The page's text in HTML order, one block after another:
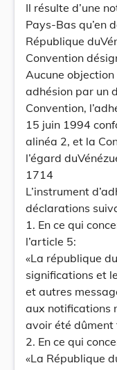
Il résulte d’une
Pays-Bas qu’en
République
Convention
Aucune
adhésion par un
Convention,
15 juin 1994
alinéa 2, et la
l’égard
1714
L’instrument
déclarations
1. En ce qui
l’article 5:
«La république
significations et
et autres
aux notifications
avoir été dûment
2. En ce qui
«La République